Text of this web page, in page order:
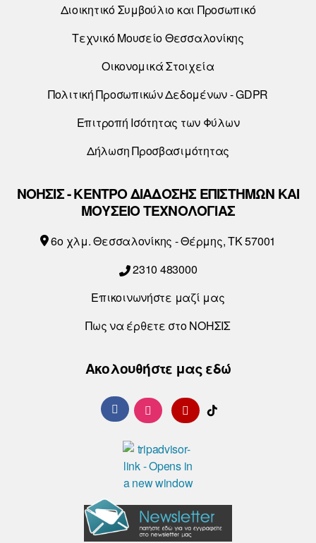
Διοικητικό Συμβούλιο και Προσωπικό
Τεχνικό Μουσείο Θεσσαλονίκης
Οικονομικά Στοιχεία
Πολιτική Προσωπικών Δεδομένων - GDPR
Επιτροπή Ισότητας των Φύλων
Δήλωση Προσβασιμότητας
ΝΟΗΣΙΣ - ΚΕΝΤΡΟ ΔΙΑΔΟΣΗΣ ΕΠΙΣΤΗΜΩΝ ΚΑΙ
ΜΟΥΣΕΙΟ ΤΕΧΝΟΛΟΓΙΑΣ
6o χλμ. Θεσσαλονίκης - Θέρμης, ΤΚ 57001
2310 483000
Επικοινωνήστε μαζί μας
Πως να έρθετε στο ΝΟΗΣΙΣ
Ακολουθήστε μας εδώ